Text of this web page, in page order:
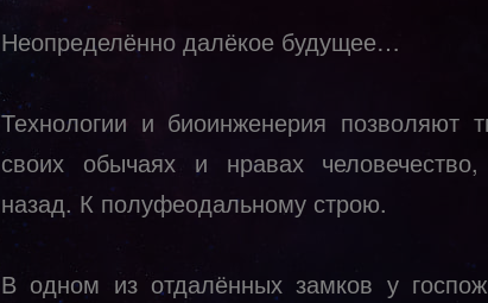
Неопределённо далёкое будущее…
Технологии и биоинженерия позволяют
своих обычаях и нравах
назад. К полуфеодальному строю.
В одном из отдалённых замков у